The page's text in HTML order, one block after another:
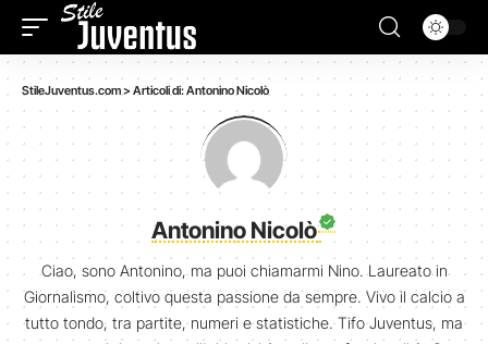
StileJuventus.com>Articoli di: Antonino Nicolò
Antonino Nicolò
Ciao, sono Antonino, ma puoi chiamarmi Nino. Laureato in
Giornalismo, coltivo questa passione da sempre. Vivo il calcio a
tutto tondo, tra partite, numeri e statistiche. Tifo Juventus, ma